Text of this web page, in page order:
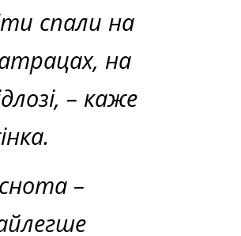
спали на
на
– каже
–